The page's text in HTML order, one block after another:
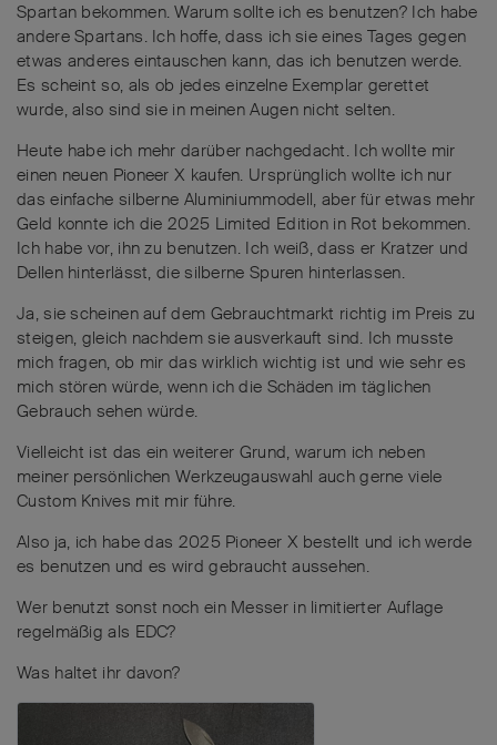
Spartan bekommen. Warum sollte ich es benutzen? Ich habe
andere Spartans. Ich hoffe, dass ich sie eines Tages gegen
etwas anderes eintauschen kann, das ich benutzen werde.
Es scheint so, als ob jedes einzelne Exemplar gerettet
wurde, also sind sie in meinen Augen nicht selten.
Heute habe ich mehr darüber nachgedacht. Ich wollte mir
einen neuen Pioneer X kaufen. Ursprünglich wollte ich nur
das einfache silberne Aluminiummodell, aber für etwas mehr
Geld konnte ich die 2025 Limited Edition in Rot bekommen.
Ich habe vor, ihn zu benutzen. Ich weiß, dass er Kratzer und
Dellen hinterlässt, die silberne Spuren hinterlassen.
Ja, sie scheinen auf dem Gebrauchtmarkt richtig im Preis zu
steigen, gleich nachdem sie ausverkauft sind. Ich musste
mich fragen, ob mir das wirklich wichtig ist und wie sehr es
mich stören würde, wenn ich die Schäden im täglichen
Gebrauch sehen würde.
Vielleicht ist das ein weiterer Grund, warum ich neben
meiner persönlichen Werkzeugauswahl auch gerne viele
Custom Knives mit mir führe.
Also ja, ich habe das 2025 Pioneer X bestellt und ich werde
es benutzen und es wird gebraucht aussehen.
Wer benutzt sonst noch ein Messer in limitierter Auflage
regelmäßig als EDC?
Was haltet ihr davon?